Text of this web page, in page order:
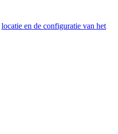
locatie en de configuratie van het